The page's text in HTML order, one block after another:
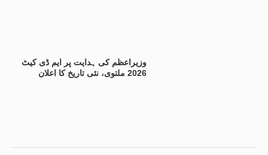
وزیراعظم کی ہدایت پر ایم ڈی کیٹ
2026 ملتوی، نئی تاریخ کا اعلان